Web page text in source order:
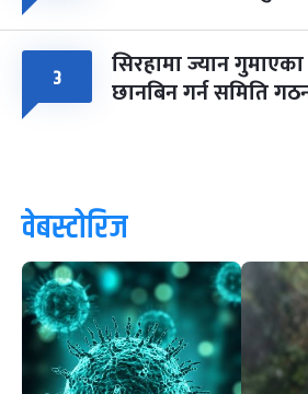
३ सिरहामा ज्यान
छानबिन गर्न समिति
वेबस्टोरिज